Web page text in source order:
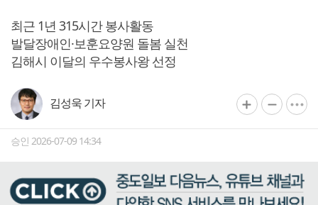
최근 1년 315시간 봉사활동
발달장애인·보훈요양원 돌봄 실천
김해시 이달의 우수봉사왕 선정
김성욱 기자
승인 2026-07-09 14:34